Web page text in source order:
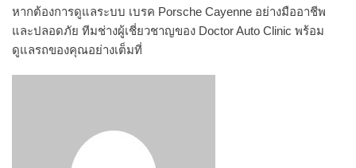
หากต้องการดูแลระบบ เบรค Porsche Cayenne อย่างมืออาชีพ
และปลอดภัย ทีมช่างผู้เชี่ยวชาญของ Doctor Auto Clinic พร้อม
ดูแลรถของคุณอย่างเต็มที่